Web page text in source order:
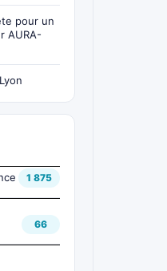
pour un
AURA-
1 875
66